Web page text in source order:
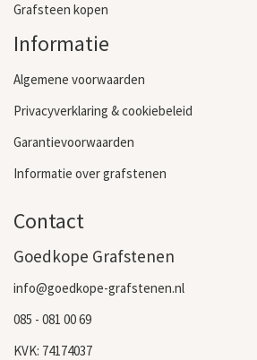
Grafsteen kopen
Informatie
Algemene voorwaarden
Privacyverklaring & cookiebeleid
Garantievoorwaarden
Informatie over grafstenen
Contact
Goedkope Grafstenen
info@goedkope-grafstenen.nl
085 - 081 00 69
KVK: 74174037